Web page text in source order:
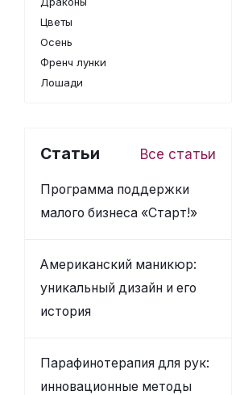
Цветы
Осень
Френч лунки
Лошади
Статьи Все статьи
Программа поддержки
малого бизнеса «Старт!»
Американский маникюр:
уникальный дизайн и его
история
Парафинотерапия для рук:
инновационные методы